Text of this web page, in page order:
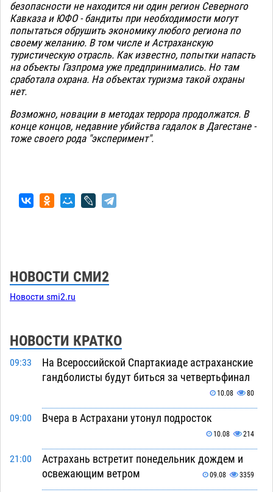
безопасности не находится ни один регион Северного
Кавказа и ЮФО - бандиты при необходимости могут
попытаться обрушить экономику любого региона по
своему желанию. В том числе и Астраханскую
туристическую отрасль. Как известно, попытки напасть
на объекты Газпрома уже предпринимались. Но там
сработала охрана. На объектах туризма такой охраны
нет.
Возможно, новации в методах террора продолжатся. В
конце концов, недавние убийства гадалок в Дагестане -
тоже своего рода "эксперимент".
НОВОСТИ СМИ2
Новости smi2.ru
НОВОСТИ КРАТКО
09:33
На Всероссийской Спартакиаде астраханские
гандболисты будут биться за четвертьфинал
10.08 80
09:00 Вчера в Астрахани утонул подросток
10.08 214
21:00
Астрахань встретит понедельник дождем и
освежающим ветром
09.08 3359